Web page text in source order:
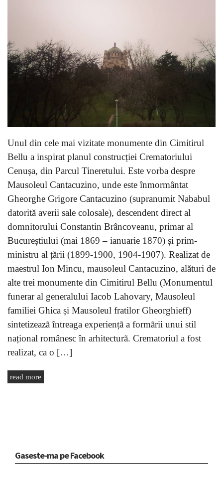
Unul din cele mai vizitate monumente din Cimitirul
Bellu a inspirat planul construcției Crematoriului
Cenușa, din Parcul Tineretului. Este vorba despre
Mausoleul Cantacuzino, unde este înmormântat
Gheorghe Grigore Cantacuzino (supranumit Nababul
datorită averii sale colosale), descendent direct al
domnitorului Constantin Brâncoveanu, primar al
Bucureștiului (mai 1869 – ianuarie 1870) și prim-
ministru al țării (1899-1900, 1904-1907). Realizat de
maestrul Ion Mincu, mausoleul Cantacuzino, alături de
alte trei monumente din Cimitirul Bellu (Monumentul
funerar al generalului Iacob Lahovary, Mausoleul
familiei Ghica și Mausoleul fratilor Gheorghieff)
sintetizeazã întreaga experiențã a formãrii unui stil
național românesc în arhitecturã. Crematoriul a fost
realizat, ca o […]
read more
Gaseste-ma pe Facebook